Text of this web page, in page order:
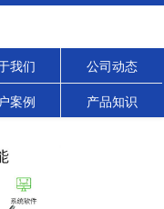
我们 公司动态
案例 产品知识